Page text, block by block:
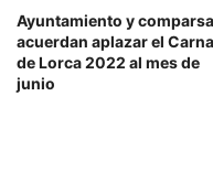
Ayuntamiento y
acuerdan aplazar el
de Lorca 2022 al mes de
junio